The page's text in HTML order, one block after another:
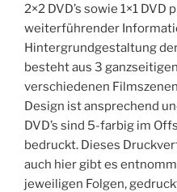
2×2 DVD’s sowie 1×1
weiterführender
Hintergrundgestaltung
besteht aus 3
verschiedenen
Design ist ansprechend
DVD’s sind 5-farbig im
bedruckt. Dieses
auch hier gibt es
jeweiligen Folgen,